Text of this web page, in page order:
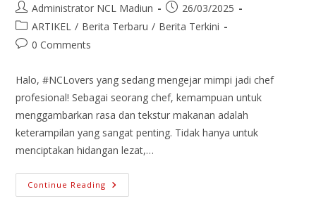
Administrator NCL Madiun
26/03/2025
ARTIKEL / Berita Terbaru / Berita Terkini
0 Comments
Halo, #NCLovers yang sedang mengejar mimpi jadi chef
profesional! Sebagai seorang chef, kemampuan untuk
menggambarkan rasa dan tekstur makanan adalah
keterampilan yang sangat penting. Tidak hanya untuk
menciptakan hidangan lezat,…
Continue Reading